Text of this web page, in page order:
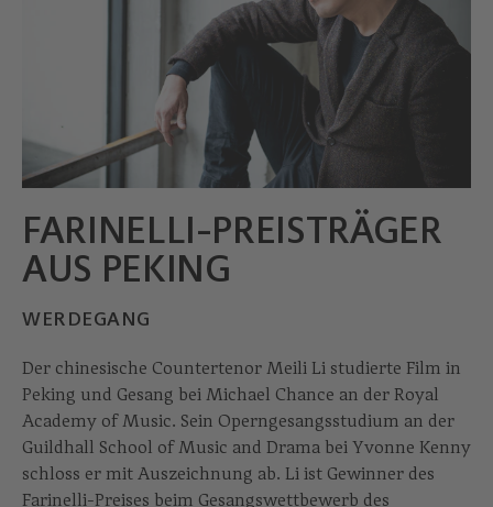
FARINELLI-PREISTRÄGER
AUS PEKING
WERDEGANG
Der chinesische Countertenor Meili Li studierte Film in
Peking und Gesang bei Michael Chance an der Royal
Academy of Music. Sein Operngesangsstudium an der
Guildhall School of Music and Drama bei Yvonne Kenny
schloss er mit Auszeichnung ab. Li ist Gewinner des
Farinelli-Preises beim Gesangswettbewerb des